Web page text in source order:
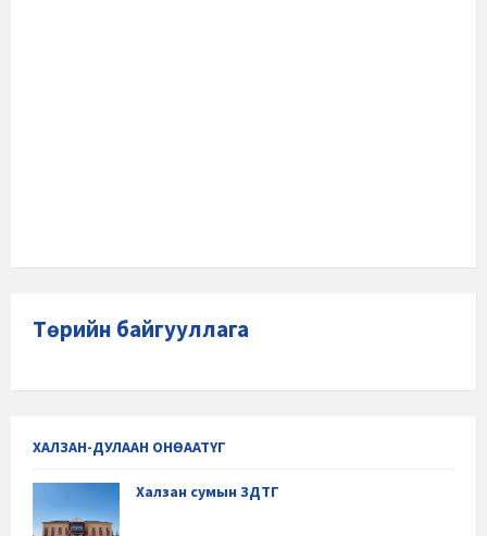
Төрийн байгууллага
ХАЛЗАН-ДУЛААН ОНӨААТҮГ
Халзан сумын ЗДТГ